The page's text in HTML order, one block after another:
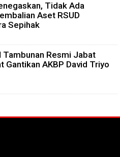
Tidak Ada
Aset RSUD
Sepihak
Tambunan Resmi Jabat
Gantikan AKBP David Triyo